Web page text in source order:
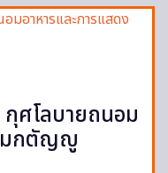
กุศโลบายถนอม
มกตัญญู